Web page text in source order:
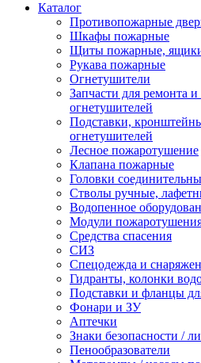
Каталог
Противопожарные
Шкафы пожарные
Щиты пожарные, ящики
Рукава пожарные
Огнетушители
Запчасти для ремонта
огнетушителей
Подставки,
огнетушителей
Лесное пожаротушение
Клапана пожарные
Головки
Стволы ручные,
Водопенное
Модули
Средства спасения
СИЗ
Спецодежда и
Гидранты, колонки
Подставки и фланцы
Фонари и ЗУ
Аптечки
Знаки безопасности /
Пенообразователи